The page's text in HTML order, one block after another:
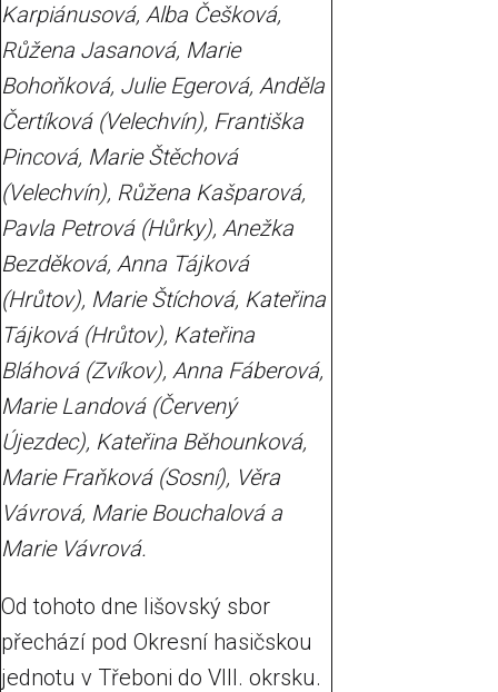
Karpiánusová, Alba Češková,
Růžena Jasanová, Marie
Bohoňková, Julie Egerová, Anděla
Čertíková (Velechvín), Františka
Pincová, Marie Štěchová
(Velechvín), Růžena Kašparová,
Pavla Petrová (Hůrky), Anežka
Bezděková, Anna Tájková
(Hrůtov), Marie Štíchová, Kateřina
Tájková (Hrůtov), Kateřina
Bláhová (Zvíkov), Anna Fáberová,
Marie Landová (Červený
Újezdec), Kateřina Běhounková,
Marie Fraňková (Sosní), Věra
Vávrová, Marie Bouchalová a
Marie Vávrová.
Od tohoto dne lišovský sbor
přechází pod Okresní hasičskou
jednotu v Třeboni do VIII. okrsku.